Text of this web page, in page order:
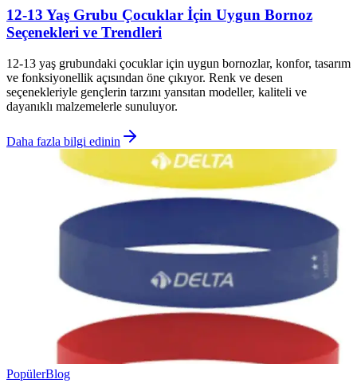
12-13 Yaş Grubu Çocuklar İçin Uygun Bornoz
Seçenekleri ve Trendleri
12-13 yaş grubundaki çocuklar için uygun bornozlar, konfor, tasarım
ve fonksiyonellik açısından öne çıkıyor. Renk ve desen
seçenekleriyle gençlerin tarzını yansıtan modeller, kaliteli ve
dayanıklı malzemelerle sunuluyor.
Daha fazla bilgi edinin
PopülerBlog